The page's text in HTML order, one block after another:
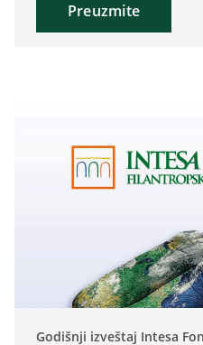
Preuzmite
Godišnji izveštaj Intesa